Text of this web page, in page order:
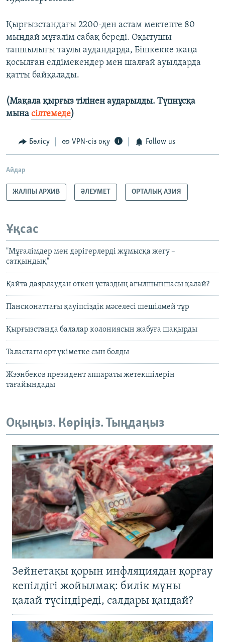
Қырғызстандағы 2200-ден астам мектепте 80
мыңдай мұғалім сабақ береді. Оқытушы
тапшылығы таулы аудандарда, Бішкекке жаңа
қосылған елдімекендер мен шалғай ауылдарда
қатты байқалады.
(Мақала қырғыз тілінен аударылды. Түпнұсқа
мына сілтемеде)
Бөлісу VPN-сіз оқу Follow us
Айдар
ЖАЛПЫ АРХИВ ӘЛЕУМЕТ ОРТАЛЫҚ АЗИЯ
Ұқсас
"Мұғалімдер мен дәрігерлерді жұмысқа жегу –
сатқындық"
Қайта даярлаудан өткен ұстаздың ағылшыншасы қалай?
Пансионаттағы қауіпсіздік мәселесі шешілмей тұр
Қырғызстанда балалар колониясын жабуға шақырды
Таластағы өрт үкіметке сын болды
Жээнбеков президент аппараты жетекшілерін
тағайындады
Оқыңыз. Көріңіз. Тыңдаңыз
Зейнетақы қорын инфляциядан қорғау
кепілдігі жойылмақ: билік мұны
қалай түсіндіреді, салдары қандай?